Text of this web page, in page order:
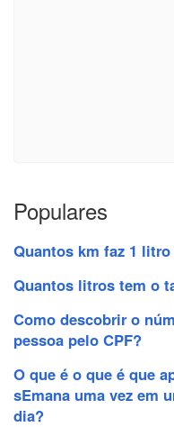
Populares
Quantos km faz 1
Quantos litros tem o
Como descobrir o
pessoa pelo CPF?
O que é o que é que
sEmana uma vez em
dia?